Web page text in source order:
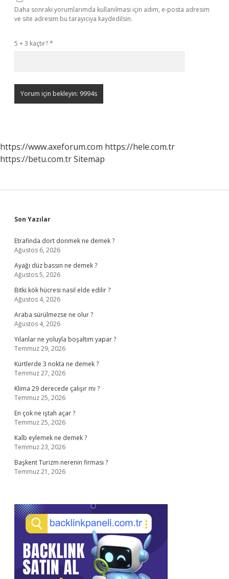
Daha sonraki yorumlarımda kullanılması için adım, e-posta adresim
ve site adresim bu tarayıcıya kaydedilsin.
5 + 3 kaçtır?*
https://www.axeforum.com https://hele.com.tr
https://betu.com.trSitemap
Sidebar
Son Yazılar
Etrafinda dort donmek ne demek ?
Ağustos 6, 2026
Ayağı düz bassın ne demek ?
Ağustos 5, 2026
Bitki kök hücresi nasıl elde edilir ?
Ağustos 4, 2026
Araba sürülmezse ne olur ?
Ağustos 4, 2026
Yılanlar ne yoluyla boşaltım yapar ?
Temmuz 29, 2026
Kürtlerde 3 nokta ne demek ?
Temmuz 27, 2026
Klima 29 derecede çalışır mı ?
Temmuz 25, 2026
En çok ne iştah açar ?
Temmuz 25, 2026
Kalb eylemek ne demek ?
Temmuz 23, 2026
Başkent Turizm nerenin firması ?
Temmuz 21, 2026